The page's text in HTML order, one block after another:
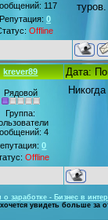
117
Репутация: 0
Offline
туров.
krever89 Дата:
Рядовой
Группа:
4
0
Offline
заработке - Бизнес в
увидеть больше за